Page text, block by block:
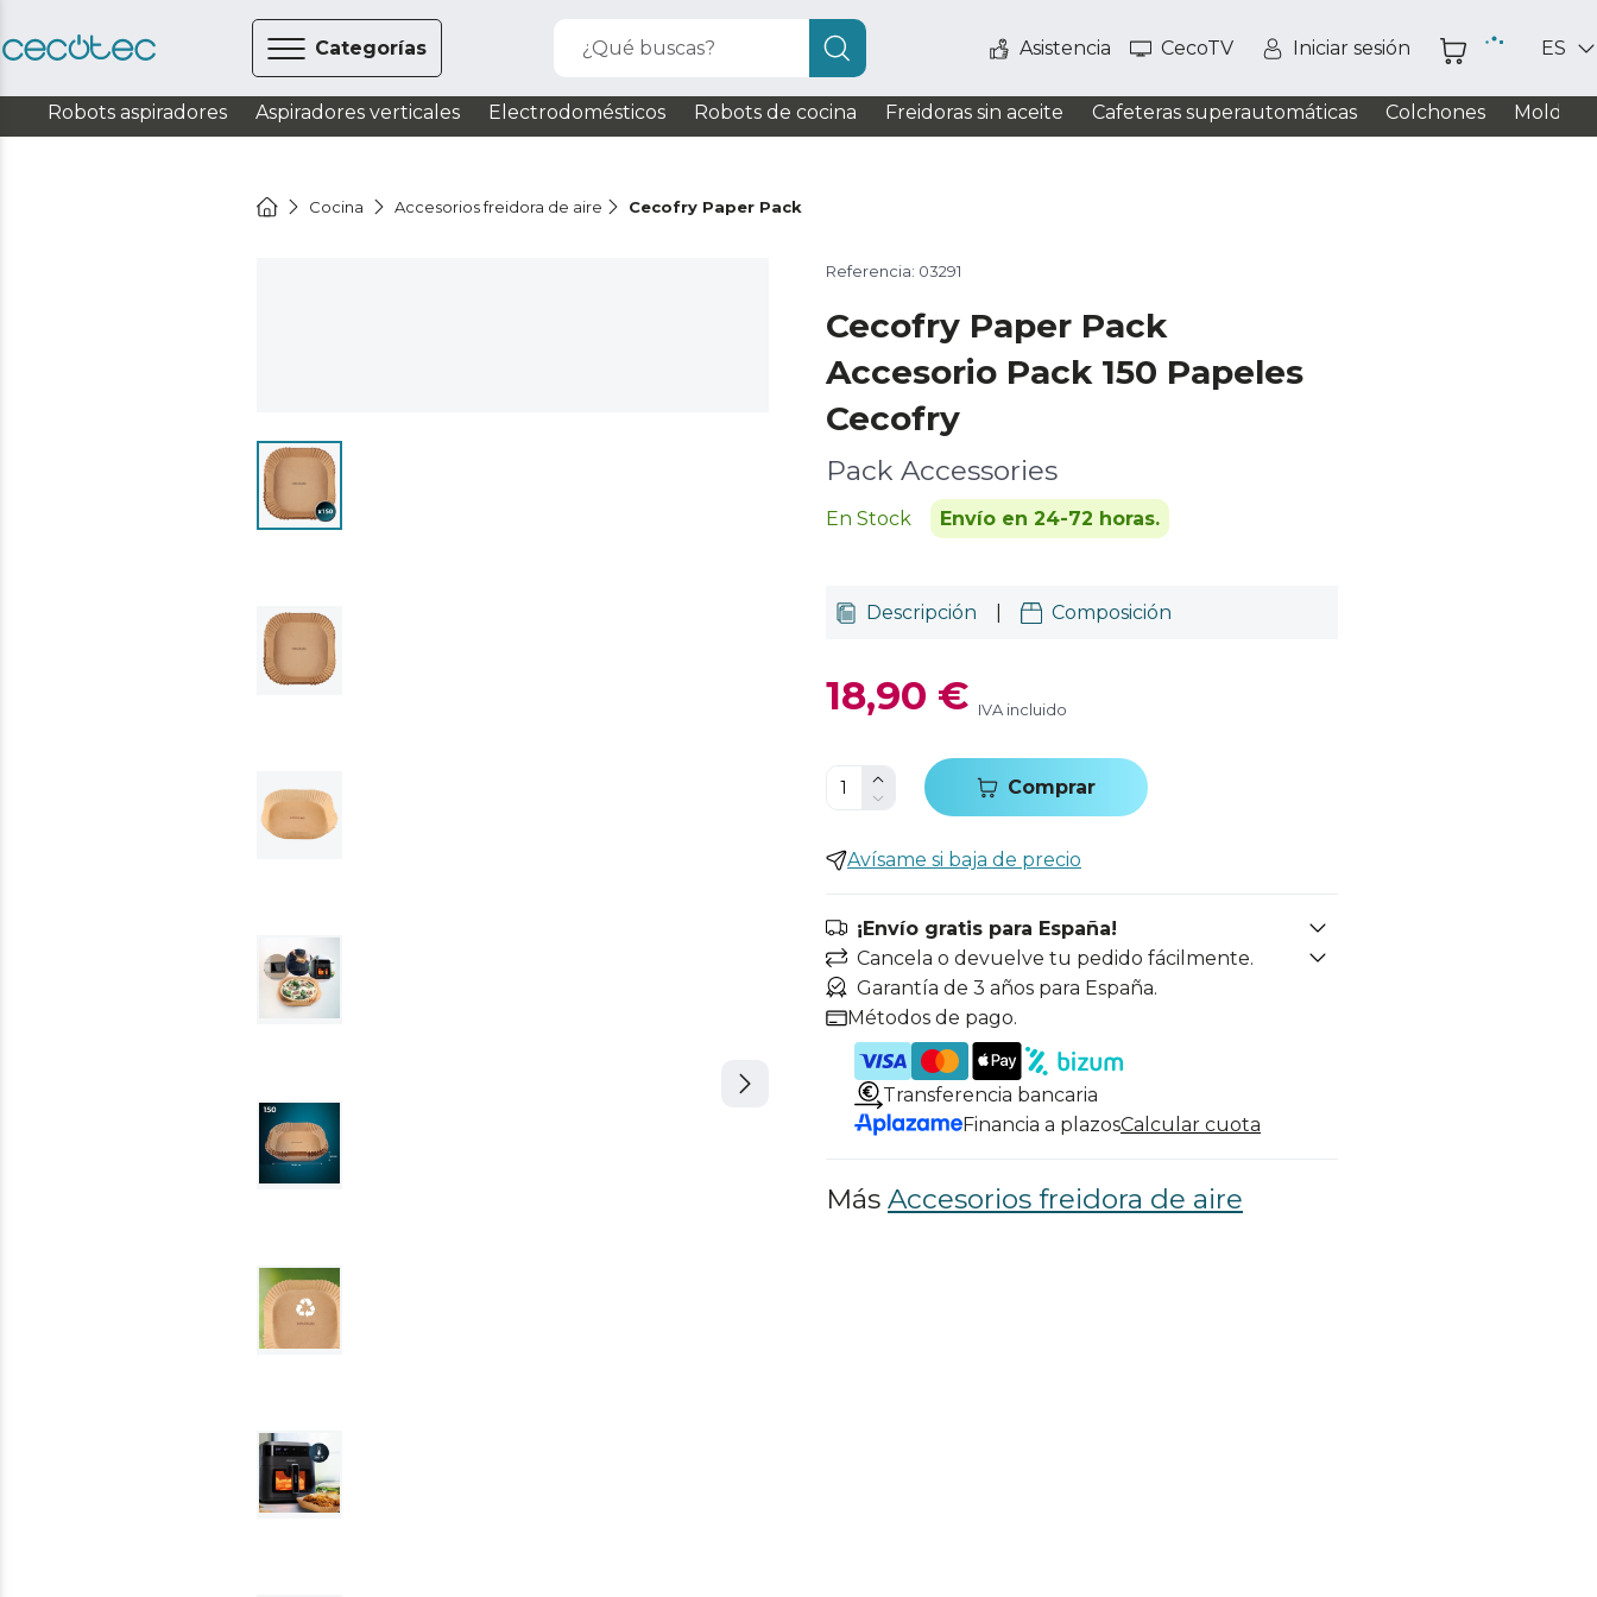
Categorías ¿Qué buscas? Asistencia CecoTV Iniciar sesión ES
Robots aspiradores Aspiradores verticales Electrodomésticos Robots de cocina Freidoras sin aceite Cafeteras superautomáticas Colchones
Cocina Accesorios freidora de aire Cecofry Paper Pack
Referencia: 03291
Cecofry Paper Pack
Accesorio Pack 150 Papeles
Cecofry
Pack Accessories
En Stock Envío en 24-72 horas.
Descripción Composición
18,90 € IVA incluido
Comprar
Avísame si baja de precio
¡Envío gratis para España!
Cancela o devuelve tu pedido fácilmente.
Garantía de 3 años para España.
Métodos de pago.
Transferencia bancaria
Financia a plazosCalcular cuota
Más Accesorios freidora de aire